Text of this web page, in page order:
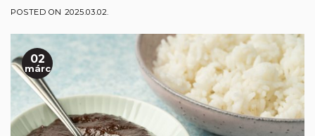
POSTED ON 2025.03.02.
02
márc